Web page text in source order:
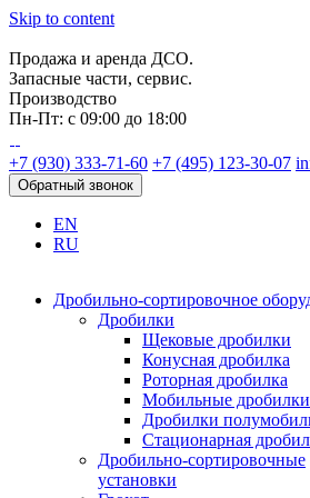
Skip to content
Продажа и аренда ДСО.
Запасные части, сервис.
Производство
Пн-Пт: с 09:00 до 18:00
+7 (930) 333-71-60 +7 (495) 123-30-07
Обратный звонок
EN
RU
Дробильно-сортировочное
Дробилки
Щековые дробилки
Конусная дробилка
Роторная дробилка
Мобильные дробилки
Дробилки
Стационарная
Дробильно-сортировочные
установки